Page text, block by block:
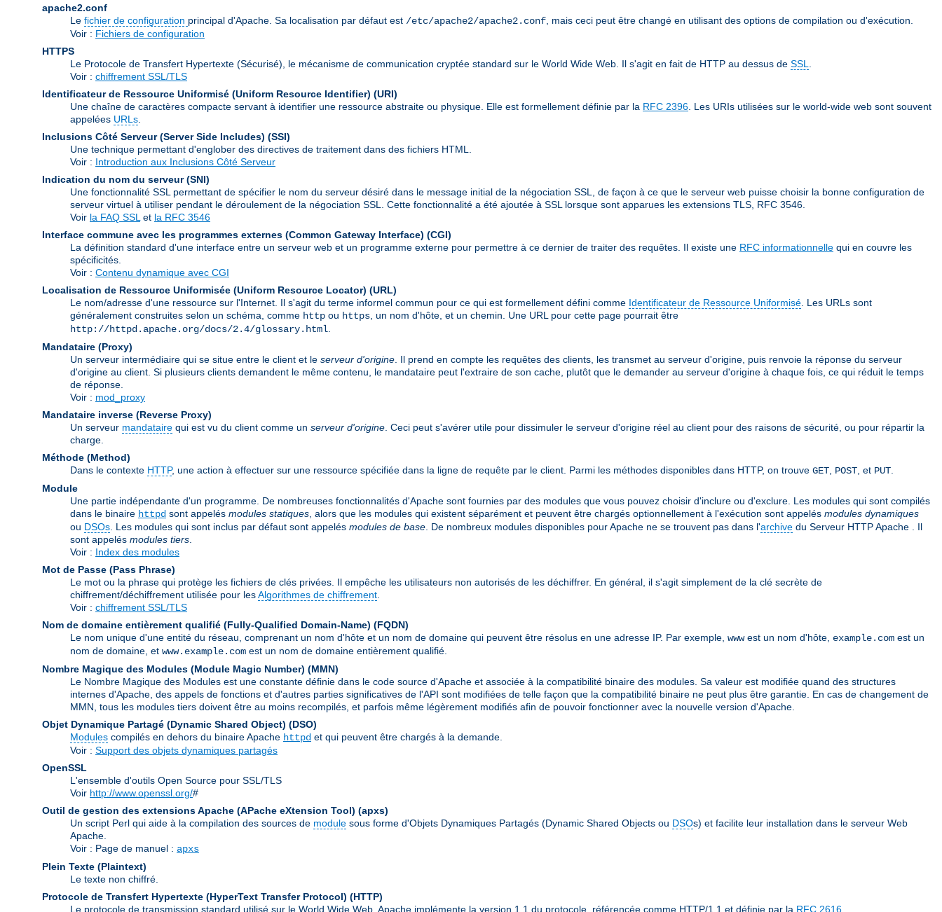
apache2.conf
Le fichier de configuration principal d'Apache. Sa localisation par défaut est /etc/apache2/apache2.conf , mais ceci peut être changé en utilisant des options de compilation ou d'exécution.
Voir : Fichiers de configuration
HTTPS
Le Protocole de Transfert Hypertexte (Sécurisé), le mécanisme de communication cryptée standard sur le World Wide Web. Il s'agit en fait de HTTP au dessus de SSL
Voir : chiffrement SSL/TLS
Identificateur de Ressource Uniformisé (Uniform Resource Identifier) (URI)
Une chaîne de caractères compacte servant à identifier une ressource abstraite ou physique. Elle est formellement définie par la RFC 2396 . Les URIs utilisées sur le world-wide web sont souvent
appelées URLs
Inclusions Côté Serveur (Server Side Includes) (SSI)
Une technique permettant d'englober des directives de traitement dans des fichiers HTML.
Voir : Introduction aux Inclusions Côté Serveur
Indication du nom du serveur (SNI)
Une fonctionnalité SSL permettant de spécifier le nom du serveur désiré dans le message initial de la négociation SSL, de façon à ce que le serveur web puisse choisir la bonne configuration de
serveur virtuel à utiliser pendant le déroulement de la négociation SSL. Cette fonctionnalité a été ajoutée à SSL lorsque sont apparues les extensions TLS, RFC 3546.
Voir la FAQ SSL et la RFC 3546
Interface commune avec les programmes externes (Common Gateway Interface) (CGI)
La définition standard d'une interface entre un serveur web et un programme externe pour permettre à ce dernier de traiter des requêtes. Il existe une RFC informationnelle qui en couvre les
spécificités.
Voir : Contenu dynamique avec CGI
Localisation de Ressource Uniformisée (Uniform Resource Locator) (URL)
Le nom/adresse d'une ressource sur l'Internet. Il s'agit du terme informel commun pour ce qui est formellement défini comme Identificateur de Ressource Uniformisé . Les URLs sont
généralement construites selon un schéma, comme http ou https , un nom d'hôte, et un chemin. Une URL pour cette page pourrait être
http://httpd.apache.org/docs/2.4/glossary.html
Mandataire (Proxy)
Un serveur intermédiaire qui se situe entre le client et le serveur d'origine . Il prend en compte les requêtes des clients, les transmet au serveur d'origine, puis renvoie la réponse du serveur
d'origine au client. Si plusieurs clients demandent le même contenu, le mandataire peut l'extraire de son cache, plutôt que le demander au serveur d'origine à chaque fois, ce qui réduit le temps
de réponse.
Voir : mod_proxy
Mandataire inverse (Reverse Proxy)
Un serveur mandataire qui est vu du client comme un serveur d'origine . Ceci peut s'avérer utile pour dissimuler le serveur d'origine réel au client pour des raisons de sécurité, ou pour répartir la
charge.
Méthode (Method)
Dans le contexte HTTP, une action à effectuer sur une ressource spécifiée dans la ligne de requête par le client. Parmi les méthodes disponibles dans HTTP, on trouve GET POST , et PUT
Module
Une partie indépendante d'un programme. De nombreuses fonctionnalités d'Apache sont fournies par des modules que vous pouvez choisir d'inclure ou d'exclure. Les modules qui sont compilés
dans le binaire httpd sont appelés modules statiques , alors que les modules qui existent séparément et peuvent être chargés optionnellement à l'exécution sont appelés modules dynamiques
ou DSOs . Les modules qui sont inclus par défaut sont appelés modules de base . De nombreux modules disponibles pour Apache ne se trouvent pas dans l'archive du Serveur HTTP Apache . Il
sont appelés modules tiers
Voir : Index des modules
Mot de Passe (Pass Phrase)
Le mot ou la phrase qui protège les fichiers de clés privées. Il empêche les utilisateurs non autorisés de les déchiffrer. En général, il s'agit simplement de la clé secrète de
chiffrement/déchiffrement utilisée pour lesAlgorithmes de chiffrement
Voir : chiffrement SSL/TLS
Nom de domaine entièrement qualifié (Fully-Qualified Domain-Name) (FQDN)
Le nom unique d'une entité du réseau, comprenant un nom d'hôte et un nom de domaine qui peuvent être résolus en une adresse IP. Par exemple, wwwest un nom d'hôte, example.com est un
nom de domaine, et www.example.com est un nom de domaine entièrement qualifié.
Nombre Magique des Modules (Module Magic Number) (MMN)
Le Nombre Magique des Modules est une constante définie dans le code source d'Apache et associée à la compatibilité binaire des modules. Sa valeur est modifiée quand des structures
internes d'Apache, des appels de fonctions et d'autres parties significatives de l'API sont modifiées de telle façon que la compatibilité binaire ne peut plus être garantie. En cas de changement de
MMN, tous les modules tiers doivent être au moins recompilés, et parfois même légèrement modifiés afin de pouvoir fonctionner avec la nouvelle version d'Apache.
Objet Dynamique Partagé (Dynamic Shared Object) (DSO)
Modules compilés en dehors du binaire Apache httpd et qui peuvent être chargés à la demande.
Voir : Support des objets dynamiques partagés
OpenSSL
L'ensemble d'outils Open Source pour SSL/TLS
Voir http://www.openssl.org/#
Outil de gestion des extensions Apache (APache eXtension Tool) (apxs)
Un script Perl qui aide à la compilation des sources de module sous forme d'Objets Dynamiques Partagés (Dynamic Shared Objects ou DSOs) et facilite leur installation dans le serveur Web
Apache.
Voir : Page de manuel : apxs
Plein Texte (Plaintext)
Le texte non chiffré.
Protocole de Transfert Hypertexte (HyperText Transfer Protocol) (HTTP)
Le protocole de transmission standard utilisé sur le World Wide Web. Apache implémente la version 1.1 du protocole, référencée comme HTTP/1.1 et définie par la RFC 2616